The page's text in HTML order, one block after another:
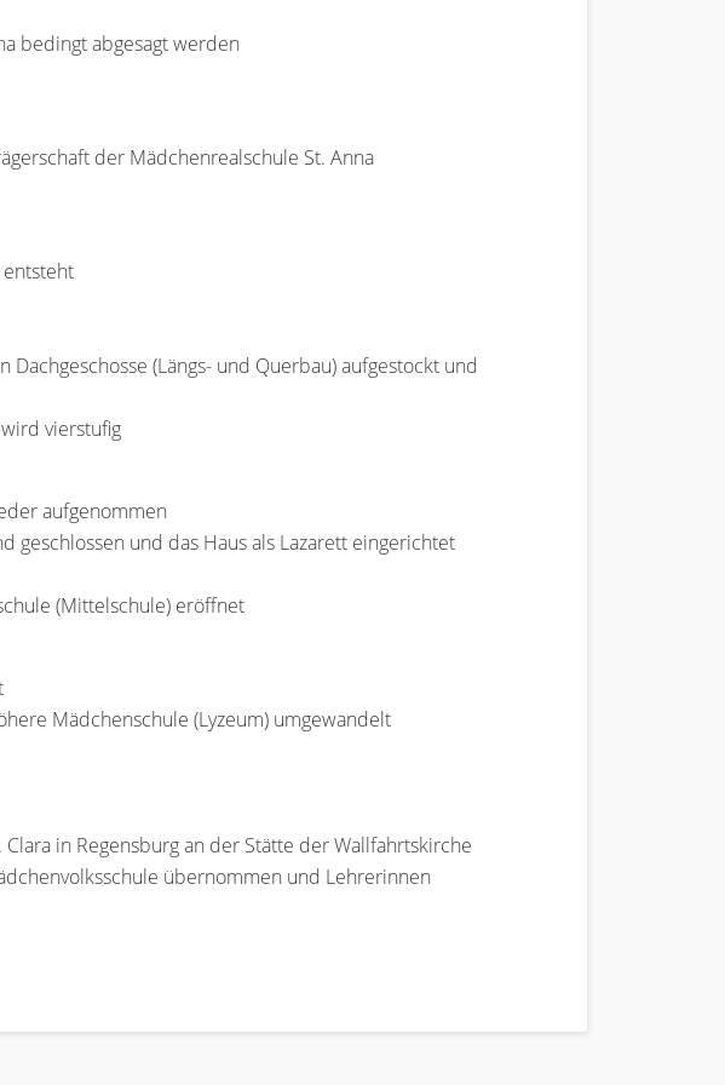
bedingt abgesagt werden
der Mädchenrealschule St. Anna
entsteht
(Längs- und Querbau) aufgestockt und
vierstufig
aufgenommen
und das Haus als Lazarett eingerichtet
(Mittelschule) eröffnet
Mädchenschule (Lyzeum) umgewandelt
in Regensburg an der Stätte der Wallfahrtskirche
übernommen und Lehrerinnen